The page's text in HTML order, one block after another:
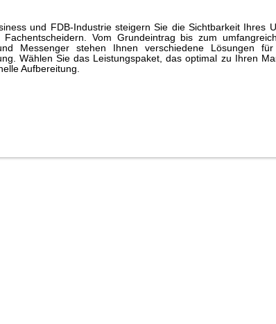
und FDB-Industrie steigern Sie die Sichtbarkeit Ihres
Vom Grundeintrag bis zum
Messenger stehen Ihnen verschiedene Lösungen
Wählen Sie das Leistungspaket, das optimal zu Ihren
Aufbereitung.